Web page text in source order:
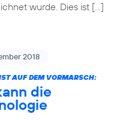
wurde. Dies ist […]
2018
AUF DEM VORMARSCH:
die